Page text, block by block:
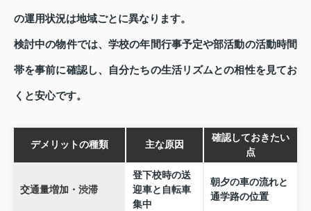
の運用状況は地域ごとに異なります。
検討中の物件では、学校の年間行事予定や部活動の活動時間
帯を事前に確認し、自分たちの生活リズムとの相性を見てお
くと安心です。
デメリットの種類 主な原因
確認しておきたい
点
交通量増加・渋滞
登下校時の送
迎車と自転車
集中
朝夕の車の流れと
通学路の位置